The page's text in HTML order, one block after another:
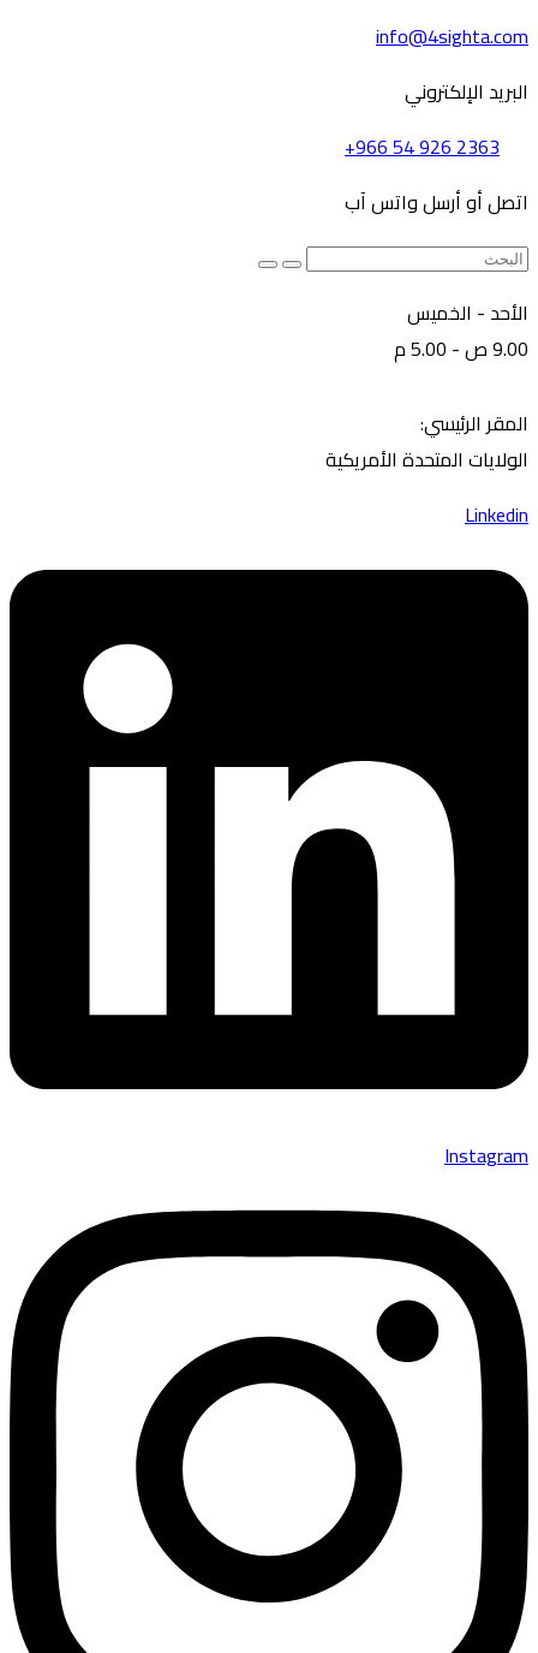
info@4sighta.com
البريد الإلكتروني
+966 54 926 2363
اتصل أو أرسل واتس آب
الأحد - الخميس
9.00 ص - 5.00 م
المقر الرئيسي:
الولايات المتحدة الأمريكية
Linkedin
Instagram